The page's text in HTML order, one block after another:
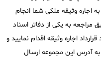
مربوط به اجاره وثیقه ملکی شما انجام
به یکی از دفاتر اسناد
اجاره وثیقه اقدام نمایید و
آدرس این مجموعه ارسال